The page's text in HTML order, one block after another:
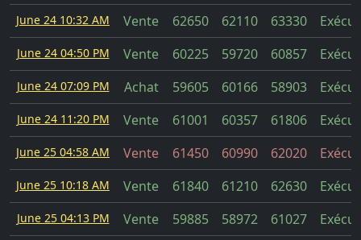
June 24 10:32 AM Vente 62650 62110 63330
June 24 04:50 PM Vente 60225 59720 60857
June 24 07:09 PM Achat 59605 60166 58903
June 24 11:20 PM Vente 61001 60357 61806
June 25 04:58 AM Vente 61450 60990 62020
June 25 10:18 AM Vente 61840 61210 62630
June 25 04:13 PM Vente 59885 58972 61027